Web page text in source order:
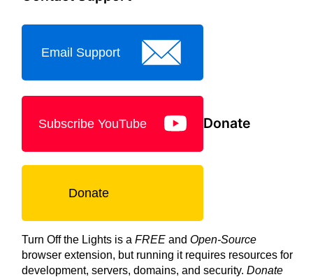
Email Support
Subscribe YouTube Donate
Donate
Turn Off the Lights is a FREE and Open-Source
browser extension, but running it requires resources for
development, servers, domains, and security. Donate